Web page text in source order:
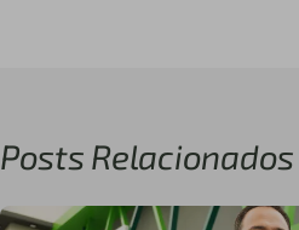
Posts Relacionados